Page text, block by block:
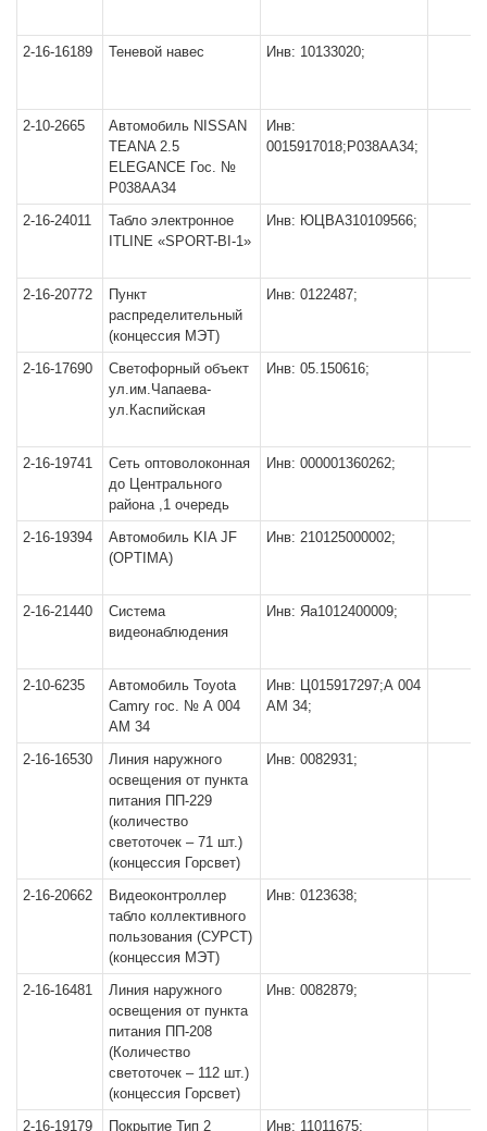
2-16-16189 Теневой навес Инв: 10133020;
2-10-2665
Автомобиль NISSAN
TEANA 2.5
ELEGANCE Гос. №
Р038АА34
Инв:
0015917018;Р038АА34;
2-16-24011
Табло электронное
ITLINE «SPORT-BI-1»
Инв: ЮЦВА310109566;
2-16-20772
Пункт
распределительный
(концессия МЭТ)
Инв: 0122487;
2-16-17690
Светофорный объект
ул.им.Чапаева-
ул.Каспийская
Инв: 05.150616;
2-16-19741
Сеть оптоволоконная
до Центрального
района ,1 очередь
Инв: 000001360262;
2-16-19394
Автомобиль KIA JF
(OPTIMA)
Инв: 210125000002;
2-16-21440
Система
видеонаблюдения
Инв: Яа1012400009;
2-10-6235
Автомобиль Toyota
Camry гос. № А 004
АМ 34
Инв: Ц015917297;А 004
АМ 34;
2-16-16530
Линия наружного
освещения от пункта
питания ПП-229
(количество
светоточек – 71 шт.)
(концессия Горсвет)
Инв: 0082931;
2-16-20662
Видеоконтроллер
табло коллективного
пользования (СУРСТ)
(концессия МЭТ)
Инв: 0123638;
2-16-16481
Линия наружного
освещения от пункта
питания ПП-208
(Количество
светоточек – 112 шт.)
(концессия Горсвет)
Инв: 0082879;
2-16-19179 Покрытие Тип 2 Инв: 11011675;